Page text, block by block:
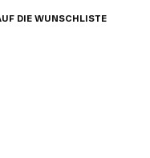
DIE WUNSCHLISTE